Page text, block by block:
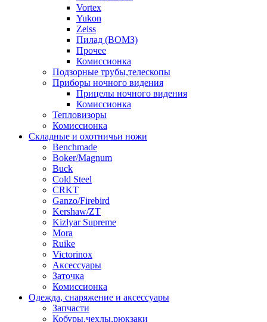
Vortex
Yukon
Zeiss
Пилад (ВОМЗ)
Прочее
Комиссионка
Подзорные трубы,телескопы
Приборы ночного видения
Прицелы ночного видения
Комиссионка
Тепловизоры
Комиссионка
Складные и охотничьи ножи
Benchmade
Boker/Magnum
Buck
Cold Steel
CRKT
Ganzo/Firebird
Kershaw/ZT
Kizlyar Supreme
Mora
Ruike
Victorinox
Аксессуары
Заточка
Комиссионка
Одежда, снаряжение и аксессуары
Запчасти
Кобуры,чехлы,рюкзаки